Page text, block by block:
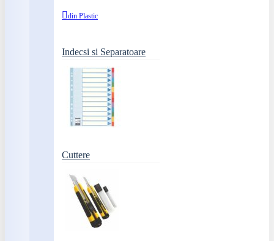
din Plastic
Indecsi si Separatoare
Cuttere